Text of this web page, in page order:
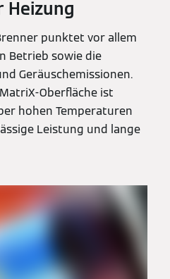
Heizung
punktet vor allem
Betrieb sowie die
Geräuschemissionen.
Oberfläche ist
hohen Temperaturen
Leistung und lange